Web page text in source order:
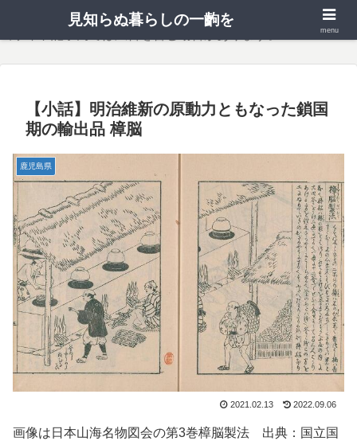
【小話】明治維新の原動力ともなった鎖国
期の輸出品 樟脳
鹿児島県
2021.02.13 2022.09.06
画像は日本山海名物図会の第3巻樟脳製法 出典：国立国
見知らぬ暮らしの一齣を
menu